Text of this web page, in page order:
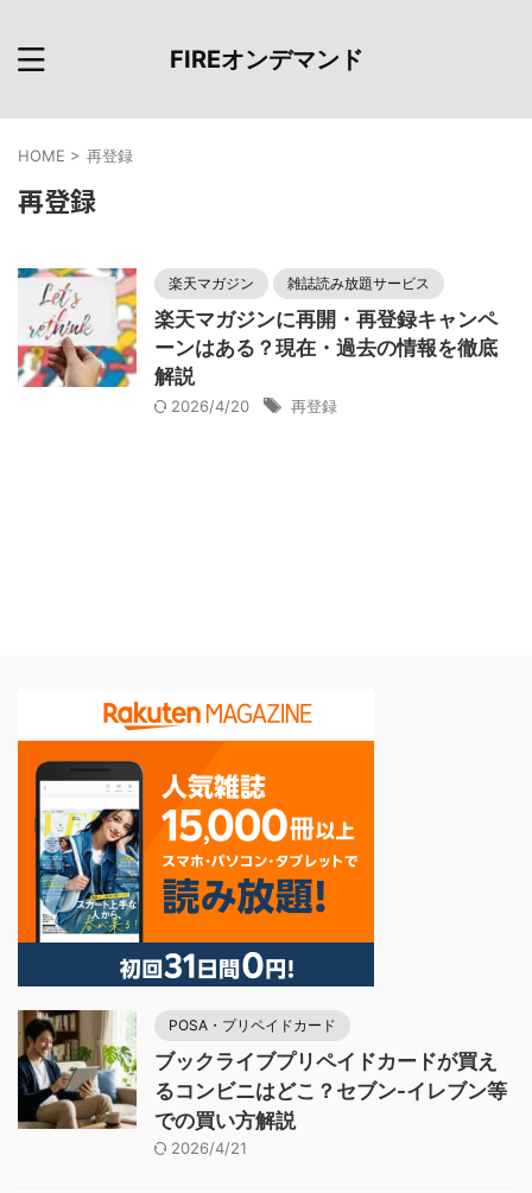
FIREオンデマンド
HOME > 再登録
再登録
楽天マガジン 雑誌読み放題サービス
楽天マガジンに再開・再登録キャンペ
ーンはある？現在・過去の情報を徹底
解説
2026/4/20 再登録
POSA・プリペイドカード
ブックライブプリペイドカードが買え
るコンビニはどこ？セブン-イレブン等
での買い方解説
2026/4/21